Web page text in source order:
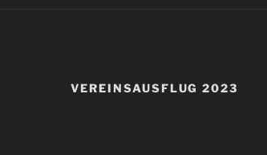
VEREINSAUSFLUG 2023